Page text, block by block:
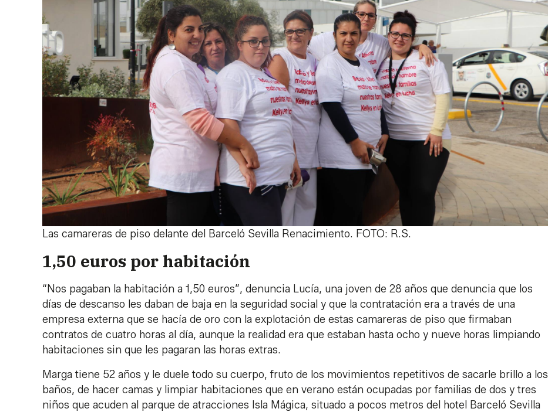
Las camareras de piso delante del Barceló Sevilla Renacimiento. FOTO: R.S.
1,50 euros por habitación
“Nos pagaban la habitación a 1,50 euros”, denuncia Lucía, una joven de 28 años que denuncia que los
días de descanso les daban de baja en la seguridad social y que la contratación era a través de una
empresa externa que se hacía de oro con la explotación de estas camareras de piso que firmaban
contratos de cuatro horas al día, aunque la realidad era que estaban hasta ocho y nueve horas limpiando
habitaciones sin que les pagaran las horas extras.
Marga tiene 52 años y le duele todo su cuerpo, fruto de los movimientos repetitivos de sacarle brillo a los
baños, de hacer camas y limpiar habitaciones que en verano están ocupadas por familias de dos y tres
niños que acuden al parque de atracciones Isla Mágica, situado a pocos metros del hotel Barceló Sevilla